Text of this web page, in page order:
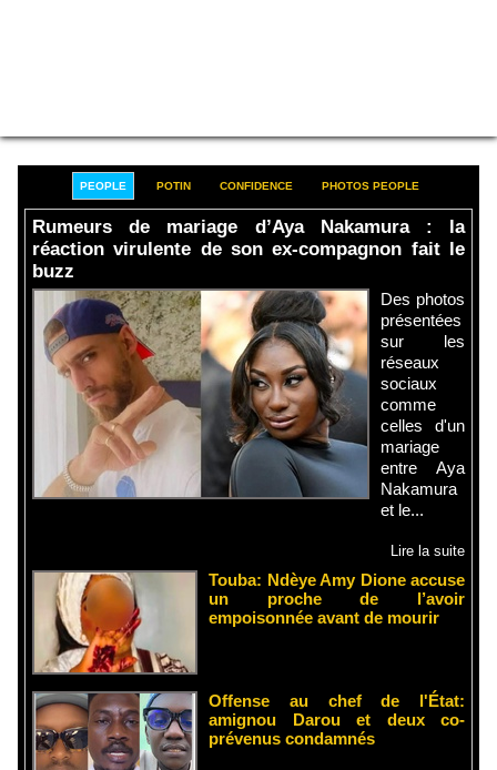
PEOPLE POTIN CONFIDENCE PHOTOS PEOPLE
Rumeurs de mariage d’Aya Nakamura : la
réaction virulente de son ex-compagnon fait le
buzz
Des photos
présentées
sur les
réseaux
sociaux
comme
celles d'un
mariage
entre Aya
Nakamura
et le...
Lire la suite
Touba: Ndèye Amy Dione accuse
un proche de l’avoir
empoisonnée avant de mourir
Offense au chef de l'État:
amignou Darou et deux co-
prévenus condamnés